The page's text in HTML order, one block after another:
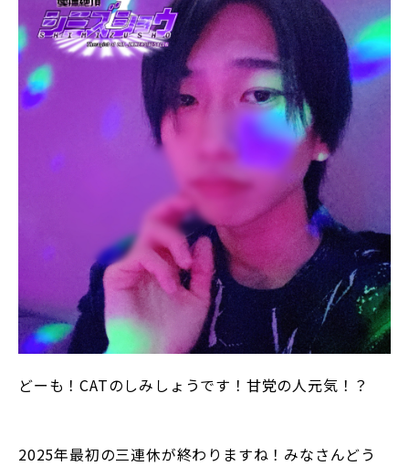
どーも！CATのしみしょうです！甘党の人元気！？
2025年最初の三連休が終わりますね！みなさんどう